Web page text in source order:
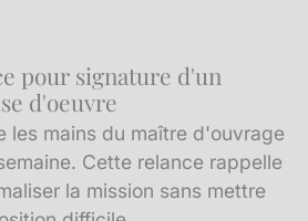
pour signature d'un
d'oeuvre
les mains du maître d'ouvrage
Cette relance rappelle
la mission sans mettre